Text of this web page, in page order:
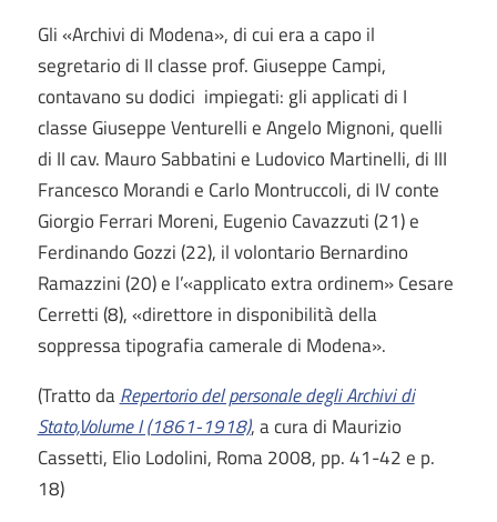
Gli «Archivi di Modena», di cui era a capo il
segretario di II classe prof. Giuseppe Campi,
contavano su dodici impiegati: gli applicati di I
classe Giuseppe Venturelli e Angelo Mignoni, quelli
di II cav. Mauro Sabbatini e Ludovico Martinelli, di III
Francesco Morandi e Carlo Montruccoli, di IV conte
Giorgio Ferrari Moreni, Eugenio Cavazzuti (21) e
Ferdinando Gozzi (22), il volontario Bernardino
Ramazzini (20) e l’«applicato extra ordinem» Cesare
Cerretti (8), «direttore in disponibilità della
soppressa tipografia camerale di Modena».
(Tratto daRepertorio del personale degli Archivi di
Stato,Volume I (1861-1918), a cura di Maurizio
Cassetti, Elio Lodolini, Roma 2008, pp. 41-42 e p.
18)